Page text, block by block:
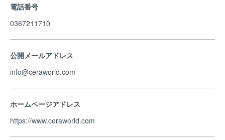
電話番号
0367211710
公開メールアドレス
info@ceraworld.com
ホームページアドレス
https://www.ceraworld.com